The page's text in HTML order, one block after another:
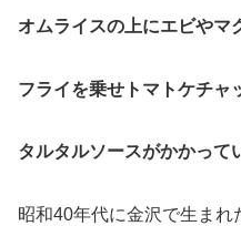
オムライスの上にエビやマ
フライを乗せトマトケチャ
タルタルソースがかかって
昭和40年代に金沢で生まれ